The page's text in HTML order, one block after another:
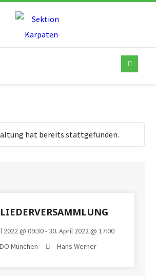
hat bereits stattgefunden.
2022 @ 09:30 - 30. April 2022 @ 17:00
München
Hans Werner